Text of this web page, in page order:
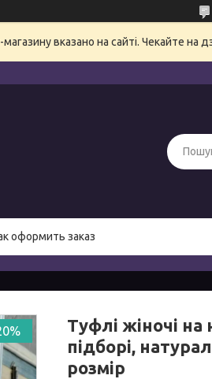
вказано на сайті. Чекайте на
оформить заказ
Туфлі жіночі на
підборі,
розмір